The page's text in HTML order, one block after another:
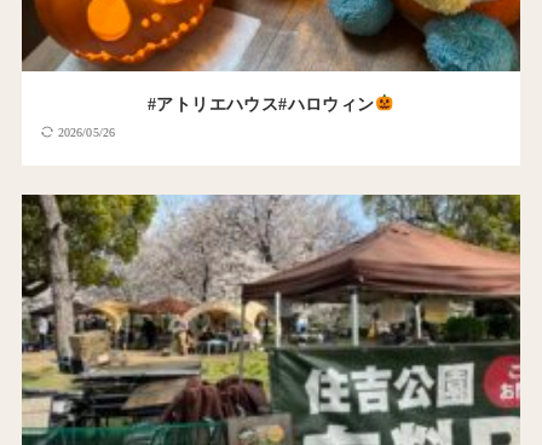
#アトリエハウス#ハロウィン
2026/05/26